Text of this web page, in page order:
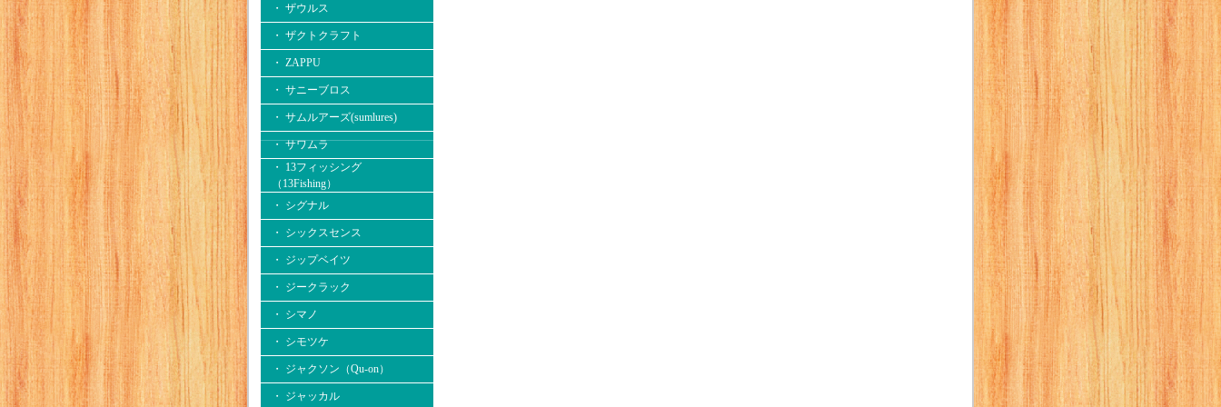
・ ザウルス
・ ザクトクラフト
・ ZAPPU
・ サニーブロス
・ サムルアーズ(sumlures)
・ サワムラ
・ 13フィッシング
（13Fishing）
・ シグナル
・ シックスセンス
・ ジップベイツ
・ ジークラック
・ シマノ
・ シモツケ
・ ジャクソン（Qu-on）
・ ジャッカル